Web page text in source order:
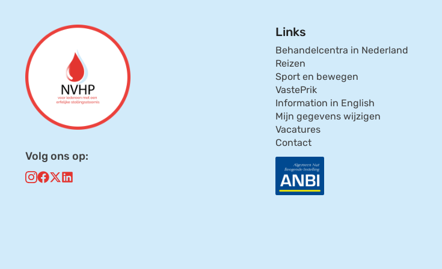
Volg ons op:
Links
Behandelcentra in Nederland
Reizen
Sport en bewegen
VastePrik
Information in English
Mijn gegevens wijzigen
Vacatures
Contact